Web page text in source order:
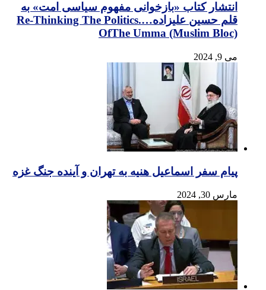
انتشار کتاب «بازخوانی مفهوم سیاسی امت» به
قلم حسین علیزاده….Re-Thinking The Politics
OfThe Umma (Muslim Bloc)
می 9, 2024
پیام سفر اسماعیل هنیه به تهران و آینده جنگ غزه
مارس 30, 2024